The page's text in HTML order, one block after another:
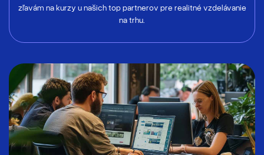
zľavám na kurzy u našich top partnerov pre realitné vzdelávanie
na trhu.